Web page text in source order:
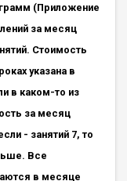
(Приложение
за месяц
Стоимость
указана в
в каком-то из
за месяц
- занятий 7, то
Все
в месяце